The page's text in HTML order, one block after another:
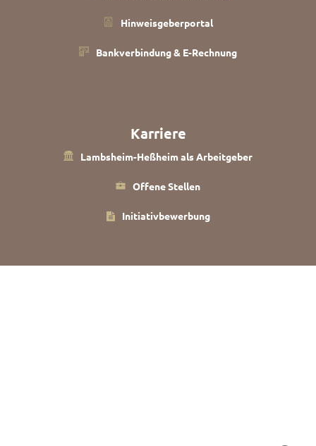
Hinweisgeberportal
Bankverbindung & E-Rechnung
Karriere
Lambsheim-Heßheim als Arbeitgeber
Offene Stellen
Initiativbewerbung